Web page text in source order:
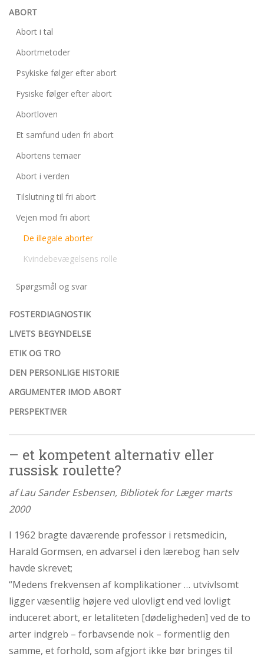
1.6:
imod
1.7:
Perspektiver
os
2.1:
Aktioner
Tidligere
Organisation
2.6:
Unge
mod
2.7:
Pro
internationalt
2.8:
Nyhedsbrev
3.0:
Nyheder
4.0:
Webshop
ABORT
Abort i tal
Abortmetoder
Psykiske følger efter abort
Fysiske følger efter abort
Abortloven
Et samfund uden fri abort
Abortens temaer
Abort i verden
Tilslutning til fri abort
Vejen mod fri abort
De illegale aborter
Kvindebevægelsens rolle
Spørgsmål og svar
FOSTERDIAGNOSTIK
LIVETS BEGYNDELSE
ETIK OG TRO
DEN PERSONLIGE HISTORIE
ARGUMENTER IMOD ABORT
PERSPEKTIVER
– et kompetent alternativ eller
russisk roulette?
af Lau Sander Esbensen, Bibliotek for Læger marts
2000
I 1962 bragte daværende professor i retsmedicin,
Harald Gormsen, en advarsel i den lærebog han selv
havde skrevet;
“Medens frekvensen af komplikationer … utvivlsomt
ligger væsentlig højere ved ulovligt end ved lovligt
induceret abort, er letaliteten [dødeligheden] ved de to
arter indgreb – forbavsende nok – formentlig den
samme, et forhold, som afgjort ikke bør bringes til